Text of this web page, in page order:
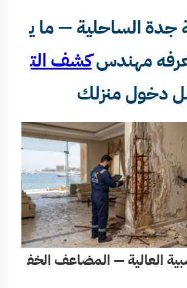
الساحلية — ما ي
مهندسكشف الت
دخول منزلك
العالية — المضاعف الخف